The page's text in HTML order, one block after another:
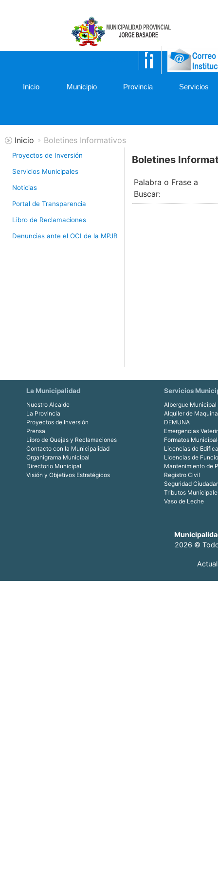
Inicio Municipio Provincia Servicios
Inicio Boletines Informativos
Proyectos de Inversión
Servicios Municipales
Noticias
Portal de Transparencia
Libro de Reclamaciones
Denuncias ante el OCI de la MPJB
Boletines
Palabra o Frase a
Buscar:
La Municipalidad
Nuestro Alcalde
La Provincia
Proyectos de Inversión
Prensa
Libro de Quejas y Reclamaciones
Contacto con la Municipalidad
Organigrama Municipal
Directorio Municipal
Visión y Objetivos Estratégicos
Servicios
Albergue Municipal
Alquiler de
DEMUNA
Emergencias
Formatos
Licencias de
Licencias de
Mantenimiento de
Registro Civil
Seguridad
Tributos
Vaso de Leche
2026 ©